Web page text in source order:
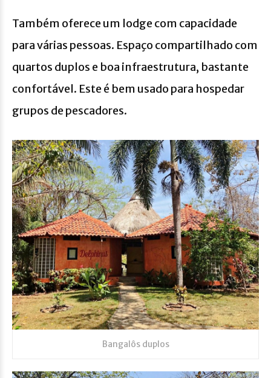
Também oferece um lodge com capacidade
para várias pessoas. Espaço compartilhado com
quartos duplos e boa infraestrutura, bastante
confortável. Este é bem usado para hospedar
grupos de pescadores.
Bangalôs duplos